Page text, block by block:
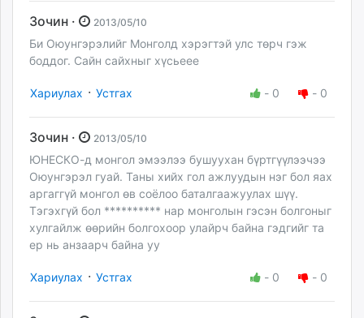
Зочин · 2013/05/10
Би Оюунгэрэлийг Монголд хэрэгтэй улс төрч гэж
боддог. Сайн сайхныг хүсьеее
Хариулах · Устгах - 0 - 0
Зочин · 2013/05/10
ЮНЕСКО-д монгол эмээлээ бушуухан бүртгүүлээчээ
Оюунгэрэл гуай. Таны хийх гол ажлуудын нэг бол яах
аргаггүй монгол өв соёлоо баталгаажуулах шүү.
Тэгэхгүй бол ********** нар монголын гэсэн болгоныг
хулгайлж өөрийн болгохоор улайрч байна гэдгийг та
ер нь анзаарч байна уу
Хариулах · Устгах - 0 - 0